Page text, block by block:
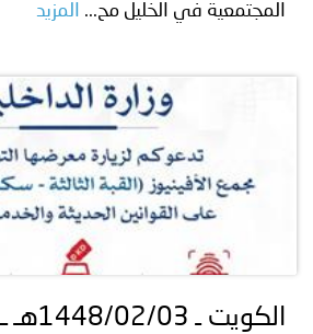
المجتمعية في الخليل مح...
المزيد
الكويت